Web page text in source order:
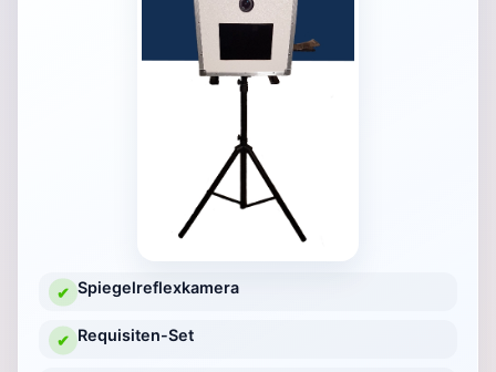
✔ Spiegelreflexkamera
✔ Requisiten-Set